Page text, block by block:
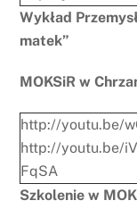
Wykład
matek”
MOKSiR w
http://youtu.be/
http://youtu.be/
FqSA
Szkolenie w